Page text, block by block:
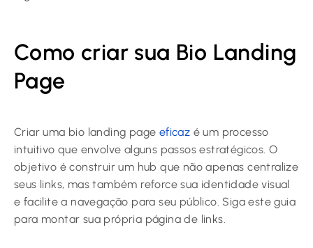
Como criar sua Bio Landing
Page
Criar uma bio landing page eficaz é um processo
intuitivo que envolve alguns passos estratégicos. O
objetivo é construir um hub que não apenas centralize
seus links, mas também reforce sua identidade visual
e facilite a navegação para seu público. Siga este guia
para montar sua própria página de links.